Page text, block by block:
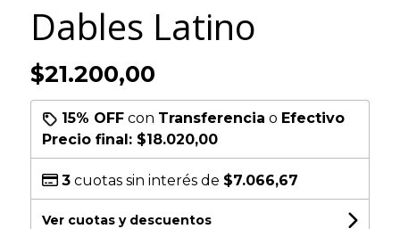
Dables Latino
$21.200,00
15% OFFcon Transferencia o Efectivo
Precio final: $18.020,00
3cuotas sin interés de $7.066,67
Ver cuotas y descuentos